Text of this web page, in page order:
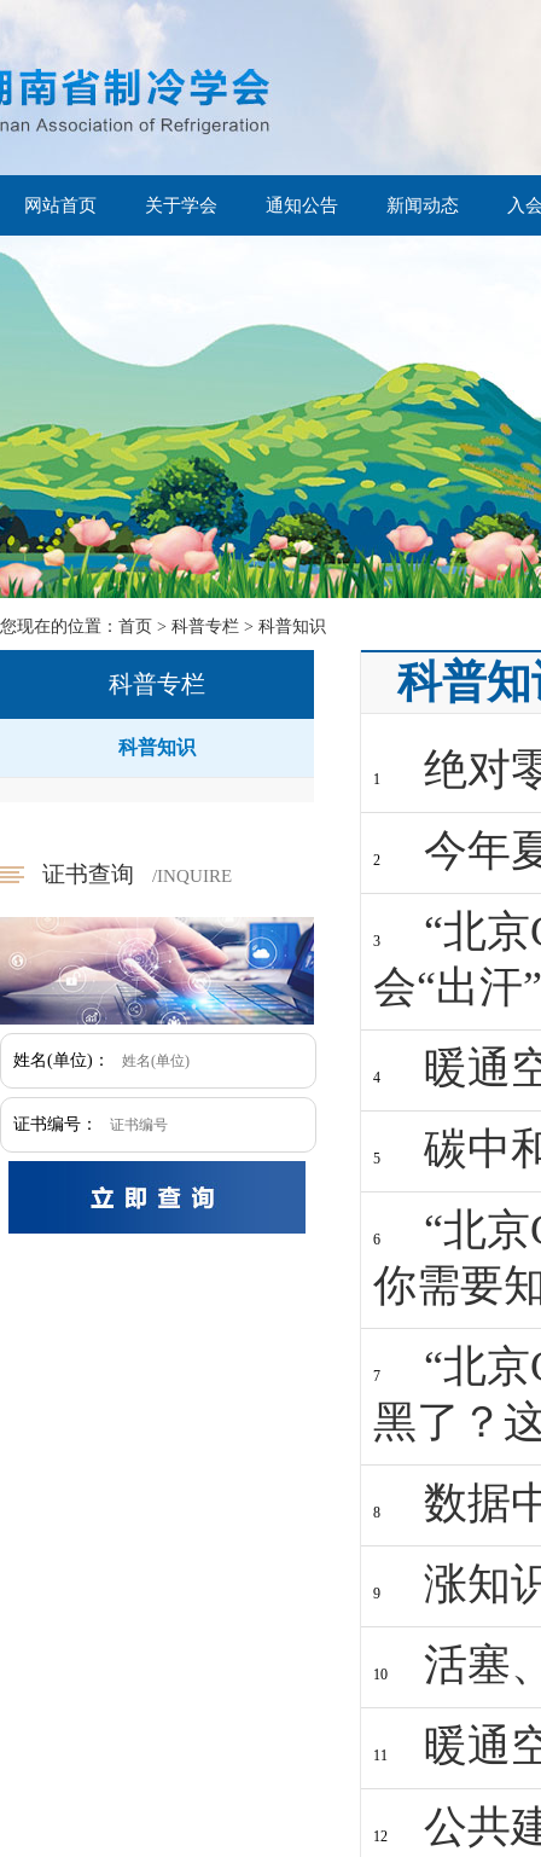
网站首页 关于学会 通知公告 新闻动态 入
您现在的位置： 首页 > 科普专栏 > 科普知识
科普专栏
科普知识
证书查询 /INQUIRE
姓名(单位)：
证书编号：
科普
1 绝对
2 今年
3
“北
会“出汗
4 暖通
5 碳中
6
“北
你需要
7
“北
黑了？
8 数据
9 涨知
10 活塞
11 暖通
12
公共